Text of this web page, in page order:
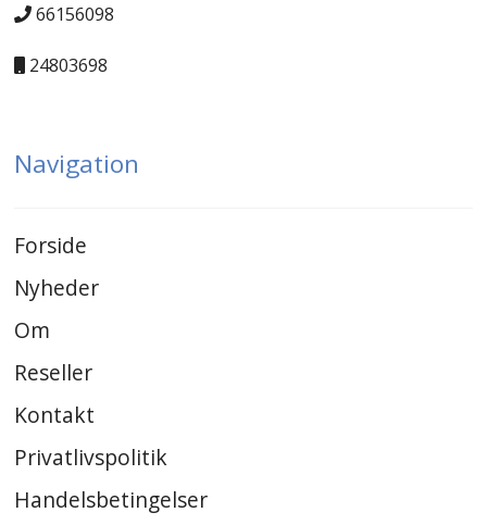
66156098
24803698
Navigation
Forside
Nyheder
Om
Reseller
Kontakt
Privatlivspolitik
Handelsbetingelser